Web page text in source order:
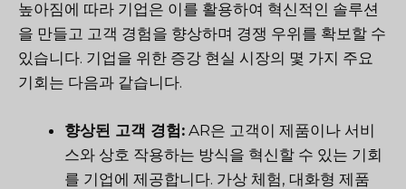
높아짐에 따라 기업은 이를 활용하여 혁신적인 솔루션
을 만들고 고객 경험을 향상하며 경쟁 우위를 확보할 수
있습니다. 기업을 위한 증강 현실 시장의 몇 가지 주요
기회는 다음과 같습니다.
향상된 고객 경험: AR은 고객이 제품이나 서비
스와 상호 작용하는 방식을 혁신할 수 있는 기회
를 기업에 제공합니다. 가상 체험, 대화형 제품